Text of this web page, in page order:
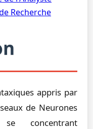
Recherche
appris par
de Neurones
concentrant